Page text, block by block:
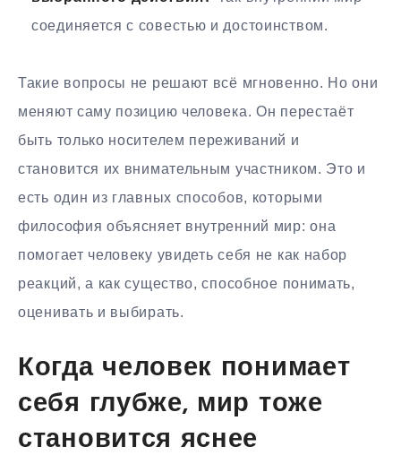
соединяется с совестью и достоинством.
Такие вопросы не решают всё мгновенно. Но они
меняют саму позицию человека. Он перестаёт
быть только носителем переживаний и
становится их внимательным участником. Это и
есть один из главных способов, которыми
философия объясняет внутренний мир: она
помогает человеку увидеть себя не как набор
реакций, а как существо, способное понимать,
оценивать и выбирать.
Когда человек понимает
себя глубже, мир тоже
становится яснее